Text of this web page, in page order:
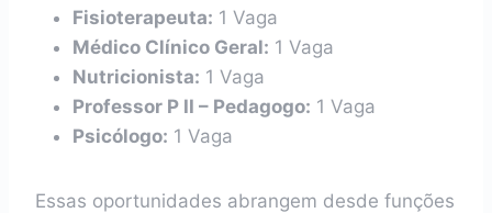
Fisioterapeuta: 1 Vaga
Médico Clínico Geral: 1 Vaga
Nutricionista: 1 Vaga
Professor P II – Pedagogo: 1 Vaga
Psicólogo: 1 Vaga
Essas oportunidades abrangem desde funções